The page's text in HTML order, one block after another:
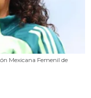
Mexicana Femenil de